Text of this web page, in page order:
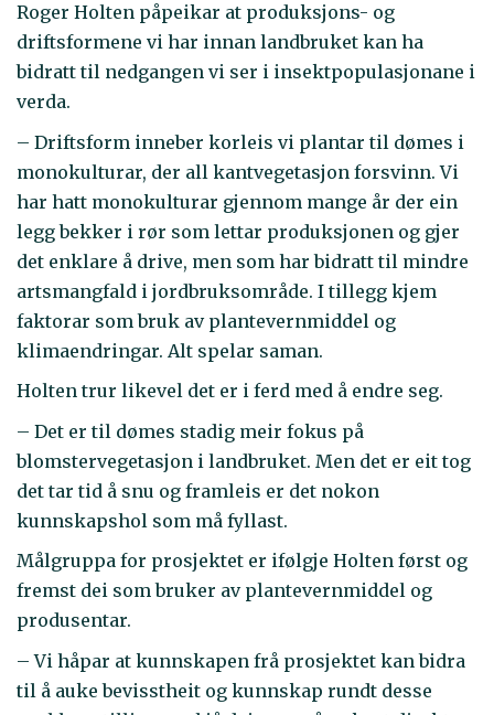
Roger Holten påpeikar at produksjons- og
driftsformene vi har innan landbruket kan ha
bidratt til nedgangen vi ser i insektpopulasjonane i
verda.
– Driftsform inneber korleis vi plantar til dømes i
monokulturar, der all kantvegetasjon forsvinn. Vi
har hatt monokulturar gjennom mange år der ein
legg bekker i rør som lettar produksjonen og gjer
det enklare å drive, men som har bidratt til mindre
artsmangfald i jordbruksområde. I tillegg kjem
faktorar som bruk av plantevernmiddel og
klimaendringar. Alt spelar saman.
Holten trur likevel det er i ferd med å endre seg.
– Det er til dømes stadig meir fokus på
blomstervegetasjon i landbruket. Men det er eit tog
det tar tid å snu og framleis er det nokon
kunnskapshol som må fyllast.
Målgruppa for prosjektet er ifølgje Holten først og
fremst dei som bruker av plantevernmiddel og
produsentar.
– Vi håpar at kunnskapen frå prosjektet kan bidra
til å auke bevisstheit og kunnskap rundt desse